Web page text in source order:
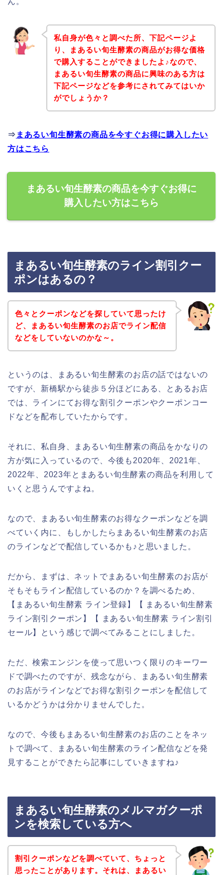
私自身が色々と調べた所、下記ページよ
り、まあるい旬生酵素の商品がお得な価格
で購入することができましたよ♪なので、
まあるい旬生酵素の商品に興味のある方は
下記ページなどを参考にされてみてはいか
がでしょうか？
⇒ まあるい旬生酵素の商品を今すぐお得に購入したい
方はこちら
まあるい旬生酵素の商品を今すぐお得に
購入したい方はこちら
まあるい旬生酵素のライン割引クー
ポンはあるの？
色々とクーポンなどを探していて思ったけ
ど、まあるい旬生酵素のお店でライン配信
などをしていないのかな～。
というのは、まあるい旬生酵素のお店の話ではないの
ですが、新橋駅から徒歩５分ほどにある、とあるお店
では、ラインにてお得な割引クーポンやクーポンコー
ドなどを配布していたからです。
それに、私自身、まあるい旬生酵素の商品をかなりの
方が気に入っているので、今後も2020年、2021年、
2022年、2023年とまあるい旬生酵素の商品を利用して
いくと思うんですよね。
なので、まあるい旬生酵素のお得なクーポンなどを調
べていく内に、もしかしたらまあるい旬生酵素のお店
のラインなどで配信しているかも♪と思いました。
だから、まずは、ネットでまあるい旬生酵素のお店が
そもそもライン配信しているのか？を調べるため、
【まあるい旬生酵素 ライン登録】【 まあるい旬生酵素
ライン割引クーポン】【 まあるい旬生酵素 ライン割引
セール】という感じで調べてみることにしました。
ただ、検索エンジンを使って思いつく限りのキーワー
ドで調べたのですが、残念ながら、まあるい旬生酵素
のお店がラインなどでお得な割引クーポンを配信して
いるかどうかは分かりませんでした。
なので、今後もまあるい旬生酵素のお店のことをネッ
トで調べて、まあるい旬生酵素のライン配信などを発
見することができたら記事にしていきますね♪
まあるい旬生酵素のメルマガクーポ
ンを検索している方へ
割引クーポンなどを調べていて、ちょっと
思ったことがあります。それは、まあるい